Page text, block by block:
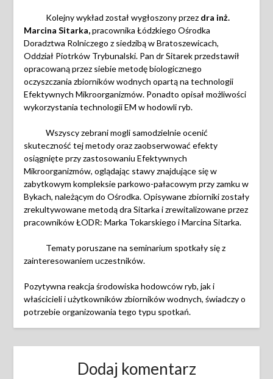
Kolejny wykład został wygłoszony przez dra inż.
Marcina Sitarka,pracownika Łódzkiego Ośrodka
Doradztwa Rolniczego z siedzibą w Bratoszewicach,
Oddział Piotrków Trybunalski. Pan dr Sitarek przedstawił
opracowaną przez siebie metodę biologicznego
oczyszczania zbiorników wodnych opartą na technologii
Efektywnych Mikroorganizmów. Ponadto opisał możliwości
wykorzystania technologii EM w hodowli ryb.
Wszyscy zebrani mogli samodzielnie ocenić
skuteczność tej metody oraz zaobserwować efekty
osiągnięte przy zastosowaniu Efektywnych
Mikroorganizmów, oglądając stawy znajdujące się w
zabytkowym kompleksie parkowo-pałacowym przy zamku w
Bykach, należącym do Ośrodka. Opisywane zbiorniki zostały
zrekultywowane metodą dra Sitarka i zrewitalizowane przez
pracowników ŁODR: Marka Tokarskiego i Marcina Sitarka.
Tematy poruszane na seminarium spotkały się z
zainteresowaniem uczestników.
Pozytywna reakcja środowiska hodowców ryb, jak i
właścicieli i użytkowników zbiorników wodnych, świadczy o
potrzebie organizowania tego typu spotkań.
Dodaj komentarz